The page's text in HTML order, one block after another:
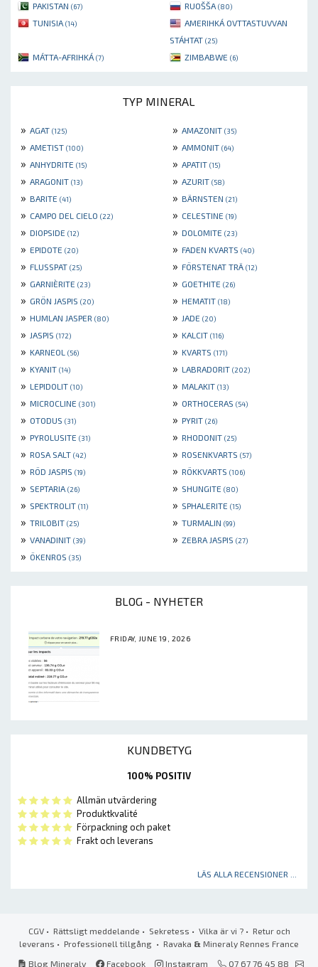
PAKISTAN (67) RUOŠŠA (80)
TUNISIA (14)
AMERIHKÁ OVTTASTUVVAN
STÁHTAT (25)
MÁTTA-AFRIHKÁ (7) ZIMBABWE (6)
TYP MINERAL
» AGAT (125) » AMAZONIT (35)
» AMETIST (100) » AMMONIT (64)
» ANHYDRITE (15) » APATIT (15)
» ARAGONIT (13) » AZURIT (58)
» BARITE (41) » BÄRNSTEN (21)
» CAMPO DEL CIELO (22) » CELESTINE (19)
» DIOPSIDE (12) » DOLOMITE (23)
» EPIDOTE (20) » FADEN KVARTS (40)
» FLUSSPAT (25) » FÖRSTENAT TRÄ (12)
» GARNIÈRITE (23) » GOETHITE (26)
» GRÖN JASPIS (20) » HEMATIT (18)
» HUMLAN JASPER (80) » JADE (20)
» JASPIS (172) » KALCIT (116)
» KARNEOL (56) » KVARTS (171)
» KYANIT (14) » LABRADORIT (202)
» LEPIDOLIT (10) » MALAKIT (13)
» MICROCLINE (301) » ORTHOCERAS (54)
» OTODUS (31) » PYRIT (26)
» PYROLUSITE (31) » RHODONIT (25)
» ROSA SALT (42) » ROSENKVARTS (57)
» RÖD JASPIS (19) » RÖKKVARTS (106)
» SEPTARIA (26) » SHUNGITE (80)
» SPEKTROLIT (11) » SPHALERITE (15)
» TRILOBIT (25) » TURMALIN (99)
» VANADINIT (39) » ZEBRA JASPIS (27)
» ÖKENROS (35)
BLOG - NYHETER
FRIDAY, JUNE 19, 2026
KUNDBETYG
100% POSITIV
Allmän utvärdering
Produktkvalité
Förpackning och paket
Frakt och leverans
LÄS ALLA RECENSIONER ...
CGV• Rättsligt meddelande • Sekretess • Vilka är vi ?• Retur och
leverans • Professionell tillgång • Ravaka & Mineraly Rennes France
Blog Mineraly
Facebook Instagram 07 67 76 45 88